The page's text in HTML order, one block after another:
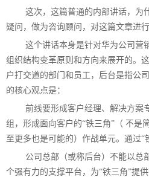
这次，这篇普通的内部讲话，为
疑问，做为咨询顾问，对这篇文章进行
这个讲话本身是针对华为公司营
组织结构变革原则和方向来展开的。
户打交道的部门和员工，后台是指公
的核心观点是：
前线要形成客户经理、解决方案
组，形成面向客户的“铁三角”（ 不是
至更多也是可能的）作战单元。通过“
公司总部（或称后台）不能以总
个强有力的支撑平台，为“铁三角”提